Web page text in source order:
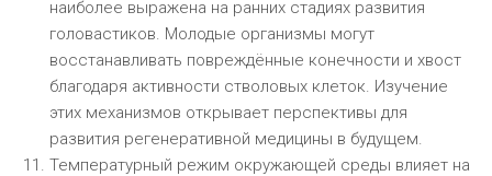
наиболее выражена на ранних стадиях развития
головастиков. Молодые организмы могут
восстанавливать повреждённые конечности и хвост
благодаря активности стволовых клеток. Изучение
этих механизмов открывает перспективы для
развития регенеративной медицины в будущем.
Температурный режим окружающей среды влияет на